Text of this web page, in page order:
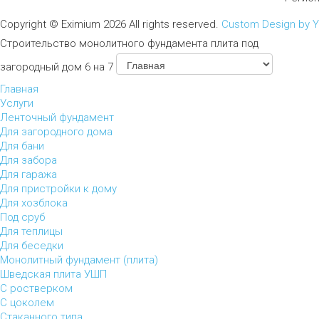
Copyright © Eximium 2026 All rights reserved. Custom Design by
Строительство монолитного фундамента плита под
загородный дом 6 на 7
Главная
Услуги
Ленточный фундамент
Для загородного дома
Для бани
Для забора
Для гаража
Для пристройки к дому
Для хозблока
Под сруб
Для теплицы
Для беседки
Монолитный фундамент (плита)
Шведская плита УШП
С ростверком
С цоколем